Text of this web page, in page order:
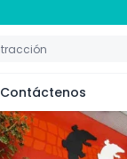
Contáctenos